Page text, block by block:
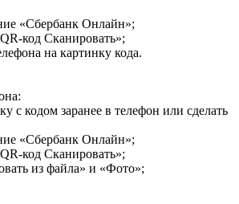
«Сбербанк Онлайн»;
код Сканировать»;
на картинку кода.
с кодом заранее в телефон или сделать
«Сбербанк Онлайн»;
код Сканировать»;
из файла» и «Фото»;